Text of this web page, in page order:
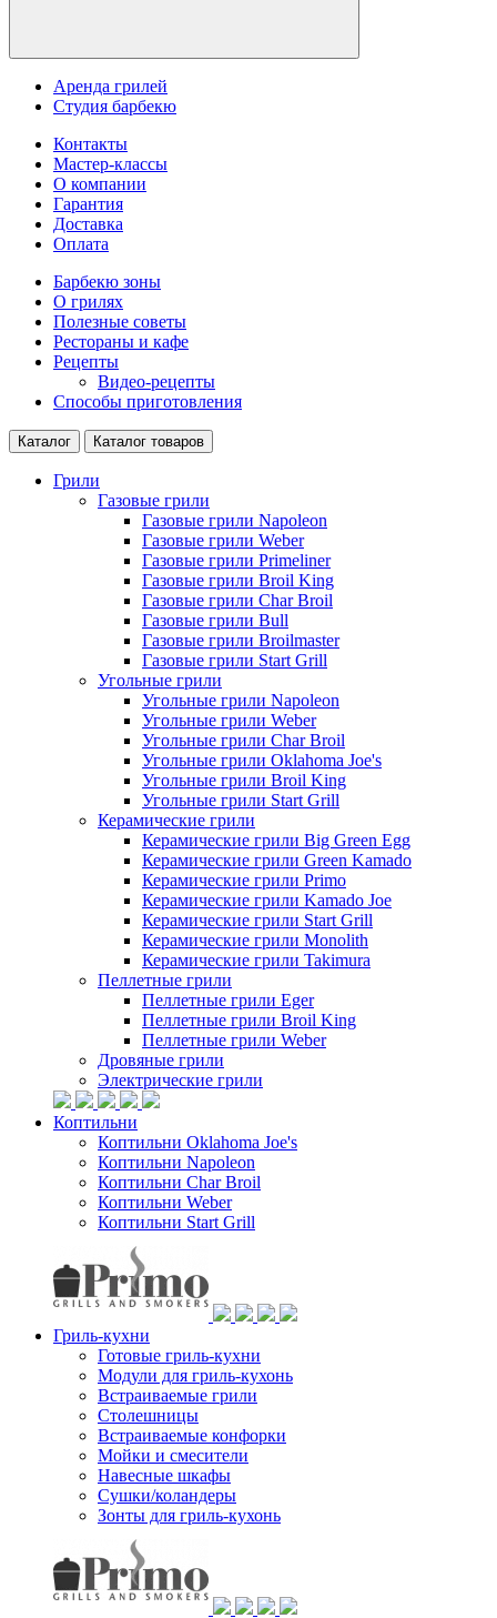
Аренда грилей
Студия барбекю
Контакты
Мастер-классы
О компании
Гарантия
Доставка
Оплата
Барбекю зоны
О грилях
Полезные советы
Рестораны и кафе
Рецепты
Видео-рецепты
Способы приготовления
Каталог Каталог товаров
Грили
Газовые грили
Газовые грили Napoleon
Газовые грили Weber
Газовые грили Primeliner
Газовые грили Broil King
Газовые грили Char Broil
Газовые грили Bull
Газовые грили Broilmaster
Газовые грили Start Grill
Угольные грили
Угольные грили Napoleon
Угольные грили Weber
Угольные грили Char Broil
Угольные грили Oklahoma Joe's
Угольные грили Broil King
Угольные грили Start Grill
Керамические грили
Керамические грили Big Green Egg
Керамические грили Green Kamado
Керамические грили Primo
Керамические грили Kamado Joe
Керамические грили Start Grill
Керамические грили Monolith
Керамические грили Takimura
Пеллетные грили
Пеллетные грили Eger
Пеллетные грили Broil King
Пеллетные грили Weber
Дровяные грили
Электрические грили
Коптильни
Коптильни Oklahoma Joe's
Коптильни Napoleon
Коптильни Char Broil
Коптильни Weber
Коптильни Start Grill
Гриль-кухни
Готовые гриль-кухни
Модули для гриль-кухонь
Встраиваемые грили
Столешницы
Встраиваемые конфорки
Мойки и смесители
Навесные шкафы
Сушки/коландеры
Зонты для гриль-кухонь